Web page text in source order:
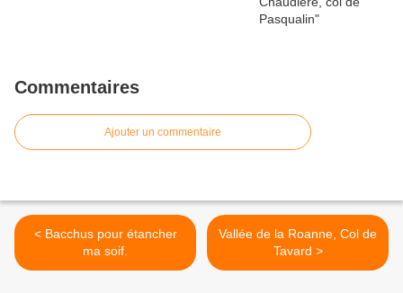
Commentaires
Ajouter un commentaire
< Bacchus pour étancher
ma soif.
Vallée de la Roanne, Col de
Tavard >